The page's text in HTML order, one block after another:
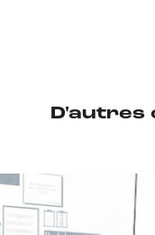
D'autres